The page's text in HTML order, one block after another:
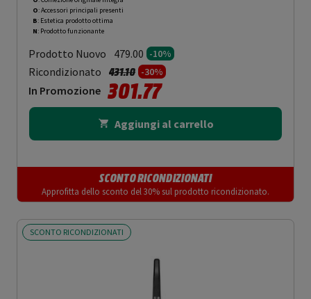
O: Accessori principali presenti
B: Estetica prodotto ottima
N: Prodotto funzionante
Prodotto Nuovo 479.00 -10%
Ricondizionato Prezzo ridotto da
431.10a-30%
In Promozione 301.77
Aggiungi al carrello
SCONTO RICONDIZIONATI
Approfitta dello sconto del 30% sul prodotto ricondizionato.
SCONTO RICONDIZIONATI